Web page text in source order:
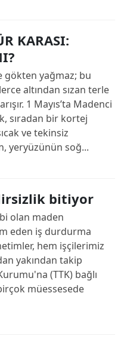
KARASI:
gökten yağmaz; bu
altından sızan terle
1 Mayıs’ta Madenci
sıradan bir kortej
ve tekinsiz
yeryüzünün soğ...
bitiyor
olan maden
eden iş durdurma
hem işçilerimiz
yakından takip
(TTK) bağlı
müessesede